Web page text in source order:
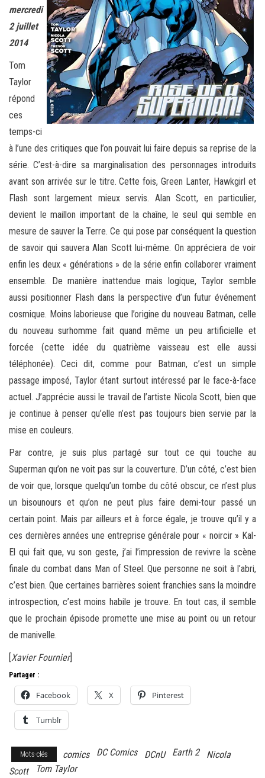
mercredi
2 juillet
2014
Tom
Taylor
répond
ces
temps-ci
à l’une des critiques que l’on pouvait lui faire depuis sa reprise de la
série. C’est-à-dire sa marginalisation des personnages introduits
avant son arrivée sur le titre. Cette fois, Green Lanter, Hawkgirl et
Flash sont largement mieux servis. Alan Scott, en particulier,
devient le maillon important de la chaîne, le seul qui semble en
mesure de sauver la Terre. Ce qui pose par conséquent la question
de savoir qui sauvera Alan Scott lui-même. On appréciera de voir
enfin les deux « générations » de la série enfin collaborer vraiment
ensemble. De manière inattendue mais logique, Taylor semble
aussi positionner Flash dans la perspective d’un futur événement
cosmique. Moins laborieuse que l’origine du nouveau Batman, celle
du nouveau surhomme fait quand même un peu artificielle et
forcée (cette idée du quatrième vaisseau est elle aussi
téléphonée). Ceci dit, comme pour Batman, c’est un simple
passage imposé, Taylor étant surtout intéressé par le face-à-face
actuel. J’apprécie aussi le travail de l’artiste Nicola Scott, bien que
je continue à penser qu’elle n’est pas toujours bien servie par la
mise en couleurs.
Par contre, je suis plus partagé sur tout ce qui touche au
Superman qu’on ne voit pas sur la couverture. D’un côté, c’est bien
de voir que, lorsque quelqu’un tombe du côté obscur, ce n’est plus
un bisounours et qu’on ne peut plus faire demi-tour passé un
certain point. Mais par ailleurs et à force égale, je trouve qu’il y a
ces dernières années une entreprise générale pour « noircir » Kal-
El qui fait que, vu son geste, j’ai l’impression de revivre la scène
finale du combat dans Man of Steel. Que personne ne soit à l’abri,
c’est bien. Que certaines barrières soient franchies sans la moindre
introspection, c’est moins habile je trouve. En tout cas, il semble
que le prochain épisode promette une mise au point ou un retour
de manivelle.
[Xavier Fournier]
Partager :
Facebook X Pinterest
Tumblr
Mots-clés comics DC Comics DCnU Earth 2
Nicola
Scott
Tom Taylor